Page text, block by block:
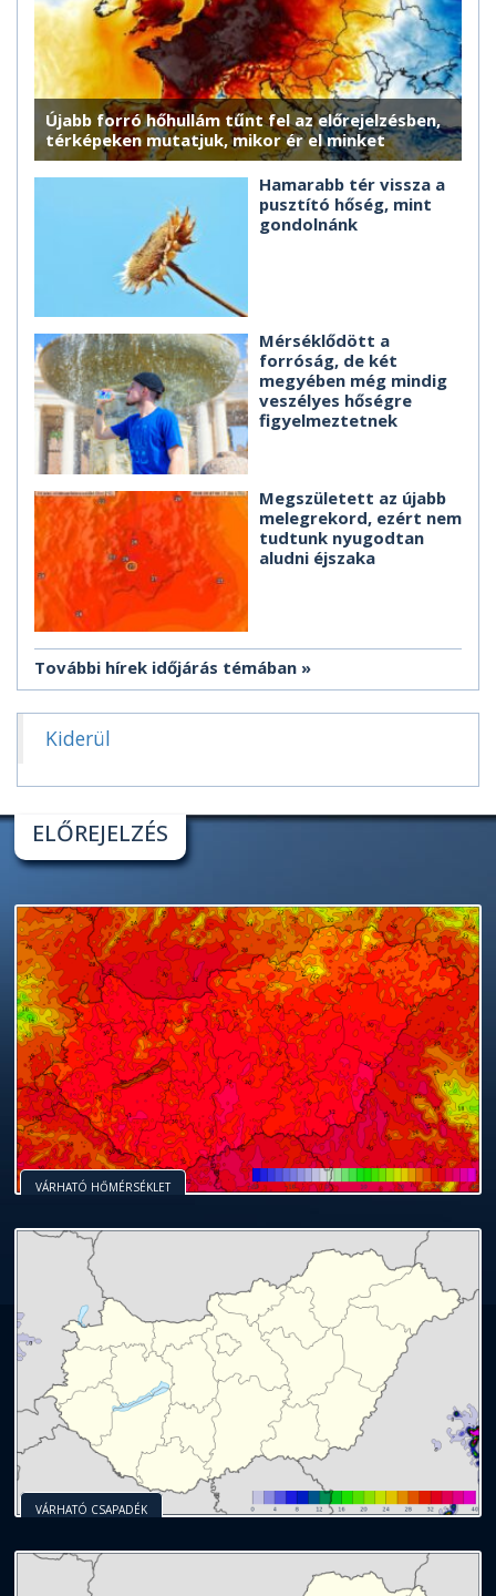
Újabb forró hőhullám tűnt fel az előrejelzésben,
térképeken mutatjuk, mikor ér el minket
Hamarabb tér vissza a
pusztító hőség, mint
gondolnánk
Mérséklődött a
forróság, de két
megyében még mindig
veszélyes hőségre
figyelmeztetnek
Megszületett az újabb
melegrekord, ezért nem
tudtunk nyugodtan
aludni éjszaka
További hírek időjárás témában
Kiderül
ELŐREJELZÉS
VÁRHATÓ HŐMÉRSÉKLET
VÁRHATÓ CSAPADÉK